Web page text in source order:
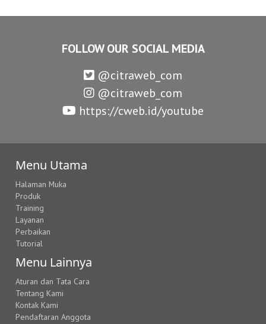
FOLLOW OUR SOCIAL MEDIA
@citraweb_com
@citraweb_com
https://cweb.id/youtube
Menu Utama
Halaman Muka
Produk
Training
Layanan
Perbaikan
Tutorial
Menu Lainnya
Aturan dan Tata Cara
Tentang Kami
Kontak Kami
Pendaftaran Anggota